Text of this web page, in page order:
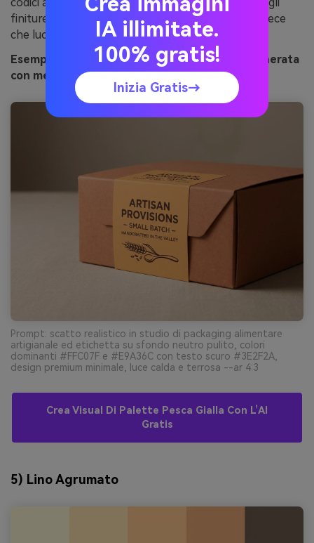
finiture opache per mantenere il look naturale invece
che lucido.
Esempio d'immagine di nettare del deserto generata
con media.io
Prompt: scatto realistico in studio di packaging alimentare
artigianale ed etichetta su sfondo neutro pulito, colori
dominanti #FFC07F e #E9A36C con testo scuro #3E2F2A,
design premium minimale, luce calda e terrosa --ar 4:3
Crea Visual Di Palette Pesca Gialla Con L’AI
Gratis
5) Lino Agrumato
IA illimitate.
100% gratis!
Inizia Gratis→